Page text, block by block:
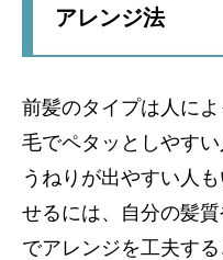
アレンジ法
前髪のタイプは人に
毛でペタッとしやす
うねりが出やすい人
せるには、自分の髪
でアレンジを工夫する